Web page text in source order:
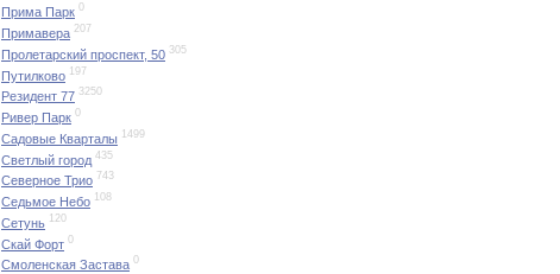
Прима Парк 0
Примавера 207
Пролетарский проспект, 50 305
Путилково 197
Резидент 77 3250
Ривер Парк 0
Садовые Кварталы 1499
Светлый город 435
Северное Трио 743
Седьмое Небо 108
Сетунь 120
Скай Форт 0
Смоленская Застава 0